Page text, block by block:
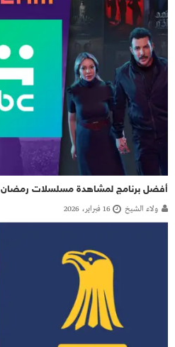
أفضل برنامج لمشاهدة مسلسلات رمضان 2026 للكمبيوتر مجانا
ولاء الشيخ 16 فبراير، 2026